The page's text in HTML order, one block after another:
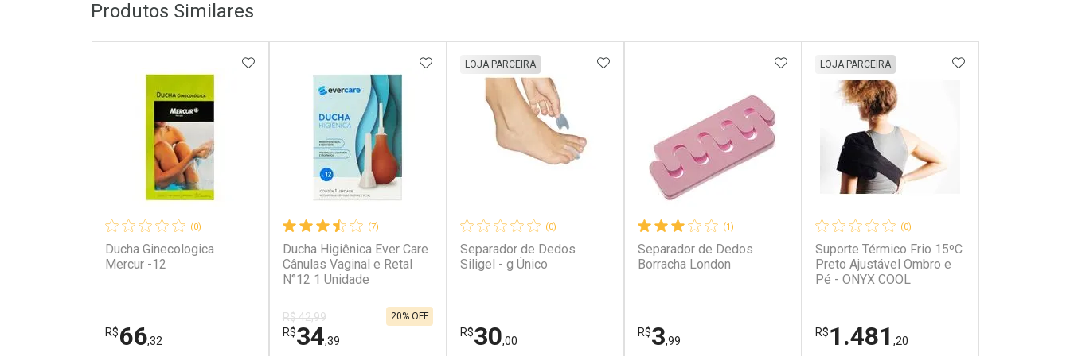
Produtos Similares
(0)
Ducha Ginecologica
Mercur -12
R$66,32
ADICIONAR AOS FAVORITOS
(7)
Ducha Higiênica Ever Care
Cânulas Vaginal e Retal
N°12 1 Unidade
R$ 42,99
R$34,39
20% OFF
ADICIONAR AOS FAVORITOS
(0)
Separador de Dedos
Siligel - g Único
LOJA PARCEIRA
R$30,00
ADICIONAR AOS FAVORITOS
(1)
Separador de Dedos
Borracha London
R$3,99
ADICIONAR AOS FAVORITOS
(0)
Suporte Térmico Frio 15ºC
Preto Ajustável Ombro e
Pé - ONYX COOL
LOJA PARCEIRA
R$1.481 ,20
ADICIONAR AOS